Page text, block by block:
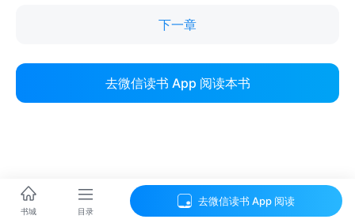
下一章
去微信读书 App 阅读本书
书城 目录
去微信读书 App 阅读